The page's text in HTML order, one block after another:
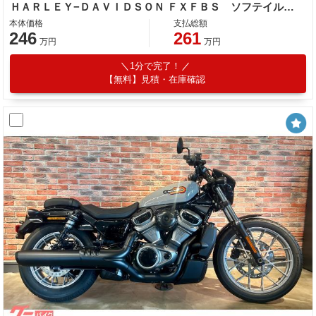
ＨＡＲＬＥＹ−ＤＡＶＩＤＳＯＮ ＦＸＦＢＳ ソフテイル ファットボブ１１４ デタッチャブルシーシーバー＆キャリア付き
本体価格
246 万円
支払総額
261 万円
1分で完了！
【無料】見積・在庫確認